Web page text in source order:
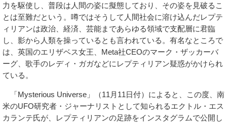
力を駆使し、普段は人間の姿に擬態しており、その姿を見破るこ
とは至難だという。噂ではそうして人間社会に溶け込んだレプテ
ィリアンは政治、経済、芸能まであらゆる領域で支配層に君臨
し、影から人類を操っているとも言われている。有名なところで
は、英国のエリザベス女王、Meta社CEOのマーク・ザッカーバ
ーグ、歌手のレディ・ガガなどにレプティリアン疑惑がかけられ
ている。
「Mysterious Universe」（11月11日付）によると、この度、南
米のUFO研究者・ジャーナリストとして知られるエクトル・エス
カランテ氏が、レプティリアンの足跡をインスタグラムで公開し